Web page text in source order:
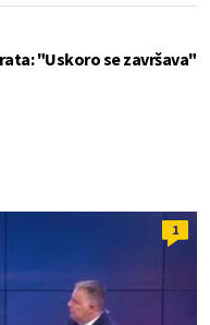
"Uskoro se završava"
1